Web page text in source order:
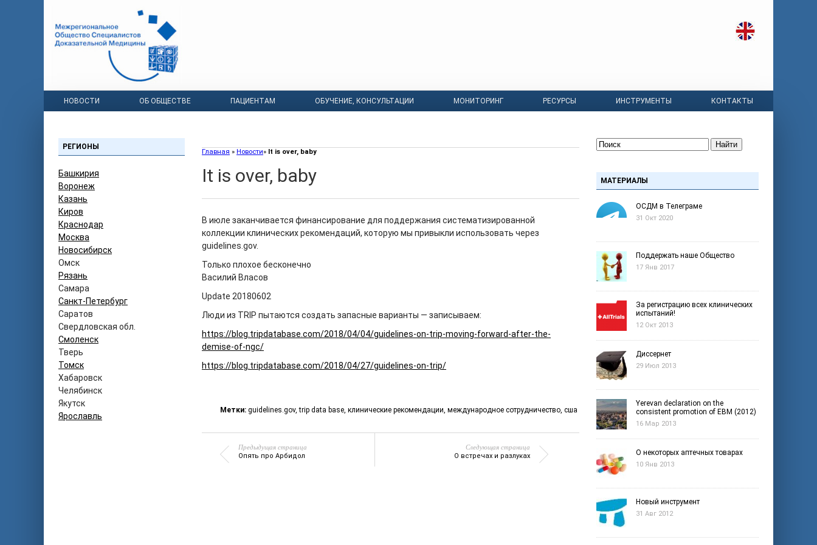
НОВОСТИ ОБ ОБЩЕСТВЕ ПАЦИЕНТАМ ОБУЧЕНИЕ, КОНСУЛЬТАЦИИ МОНИТОРИНГ РЕСУРСЫ ИНСТРУМЕНТЫ КОНТАКТЫ
РЕГИОНЫ
Башкирия
Воронеж
Казань
Киров
Краснодар
Москва
Новосибирск
Омск
Рязань
Самара
Санкт-Петербург
Саратов
Свердловская обл.
Смоленск
Тверь
Томск
Хабаровск
Челябинск
Якутск
Ярославль
Главная » Новости» It is over, baby
It is over, baby
В июле заканчивается финансирование для поддержания систематизированной
коллекции клинических рекомендаций, которую мы привыкли использовать через
guidelines.gov.
Только плохое бесконечно
Василий Власов
Update 20180602
Люди из TRIP пытаются создать запасные варианты — записываем:
https://blog.tripdatabase.com/2018/04/04/guidelines-on-trip-moving-forward-after-the-
demise-of-ngc/
https://blog.tripdatabase.com/2018/04/27/guidelines-on-trip/
Метки: guidelines.gov,trip data base, клинические рекомендации, международное сотрудничество, сша
Предыдущая страница
Опять про Арбидол
Следующая страница
О встречах и разлуках
Найти
МАТЕРИАЛЫ
ОСДМ в Телеграме
31 Окт 2020
Поддержать наше Общество
17 Янв 2017
За регистрацию всех клинических
испытаний!
12 Окт 2013
Диссернет
29 Июл 2013
Yerevan declaration on the
consistent promotion of EBM (2012)
16 Мар 2013
О некоторых аптечных товарах
10 Янв 2013
Новый инструмент
31 Авг 2012